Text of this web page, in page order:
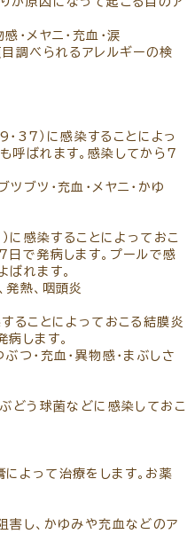
・メヤニ・充血・涙
調べられるアレルギーの検
・37）に感染することによっ
呼ばれます。感染してから7
ブツ・充血・メヤニ・かゆ
に感染することによっておこ
で発病します。プールで感
ばれます。
発熱、咽頭炎
ることによっておこる結膜炎
します。
つ・充血・異物感・まぶしさ
どう球菌などに感染しておこ
よって治療をします。お薬
害し、かゆみや充血などのア